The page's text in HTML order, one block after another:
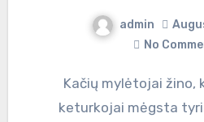
admin
No
Kačių mylėtojai žino, kad šie smalsūs
keturkojai mėgsta